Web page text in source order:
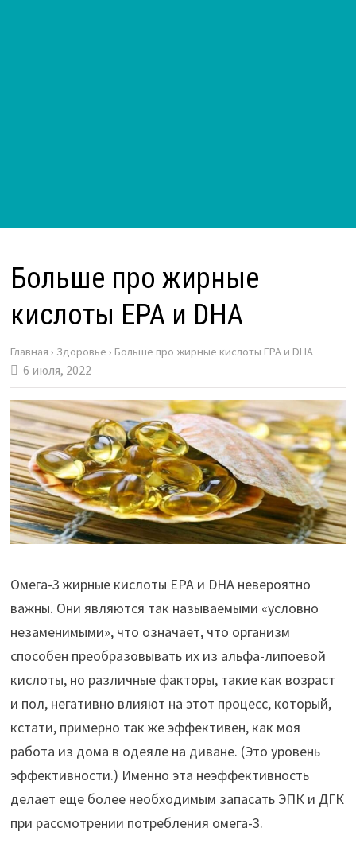
Больше про жирные
кислоты EPA и DHA
Главная › Здоровье › Больше про жирные кислоты EPA и DHA
6 июля, 2022
Омега-3 жирные кислоты EPA и DHA невероятно
важны. Они являются так называемыми «условно
незаменимыми», что означает, что организм
способен преобразовывать их из альфа-липоевой
кислоты, но различные факторы, такие как возраст
и пол, негативно влияют на этот процесс, который,
кстати, примерно так же эффективен, как моя
работа из дома в одеяле на диване. (Это уровень
эффективности.) Именно эта неэффективность
делает еще более необходимым запасать ЭПК и ДГК
при рассмотрении потребления омега-3.